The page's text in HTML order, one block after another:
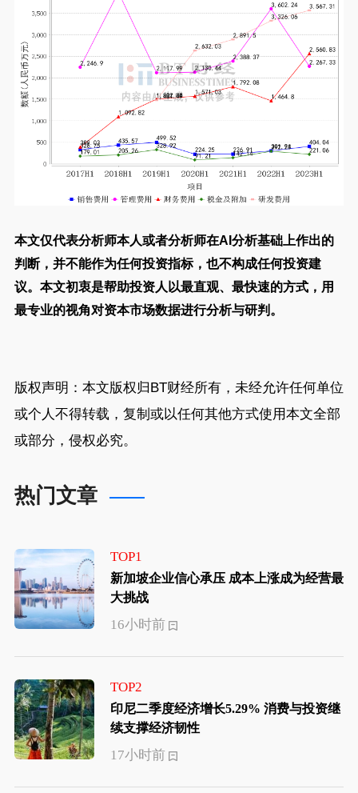
本文仅代表分析师本人或者分析师在AI分析基础上作出的
判断，并不能作为任何投资指标，也不构成任何投资建
议。本文初衷是帮助投资人以最直观、最快速的方式，用
最专业的视角对资本市场数据进行分析与研判。
版权声明：本文版权归 BT财经所有，未经允许任何单位
或个人不得转载，复制或以任何其他方式使用本文全部
或部分，侵权必究。
热门文章
TOP1
新加坡企业信心承压 成本上涨成为经营最
大挑战
16小时前
TOP2
印尼二季度经济增长5.29% 消费与投资继
续支撑经济韧性
17小时前